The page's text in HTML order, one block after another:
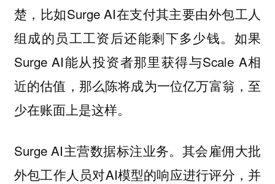
楚，比如Surge AI在支付其主要由外包工人
组成的员工工资后还能剩下多少钱。如果
Surge AI能从投资者那里获得与Scale A相
近的估值，那么陈将成为一位亿万富翁，至
少在账面上是这样。
Surge AI主营数据标注业务。其会雇佣大批
外包工作人员对AI模型的响应进行评分，并